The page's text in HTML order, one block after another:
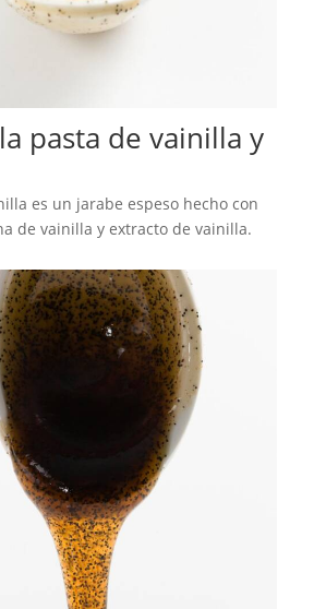
pasta de vainilla y
es un jarabe espeso hecho con
de vainilla y extracto de vainilla.